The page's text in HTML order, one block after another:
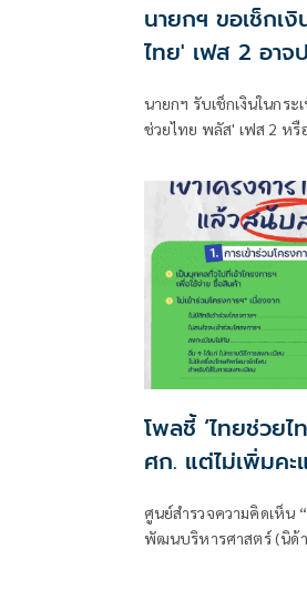
นายกฯ ขอเช็กเ
ไทย' เฟส 2 อา
นายกฯ รับเช็กเงินในกร
ช่วยไทย พลัส' เฟส 2 ห
ยันสถานะคลังยังแข็งแรง
โพลชี้ ‘ไทยช่วย
ศก. แต่ไม่เพิ่มค
ศูนย์สำรวจความคิดเห็น
พัฒนบริหารศาสตร์ (นิด้า)